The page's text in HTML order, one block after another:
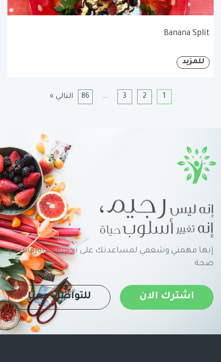
Banana Split
للمزيد
1
2
3
…
86 التالي »
إنها مهمتي وشغفي لمساعدتك على تحقيق حياةرفاهية و
صحة
اشترك الان للتواصل معنا